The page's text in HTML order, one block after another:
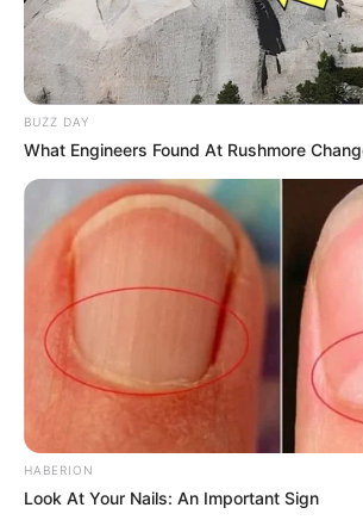
BUZZ DAY
What Engineers Found At Rushmore
HABERION
Look At Your Nails: An Important Sign